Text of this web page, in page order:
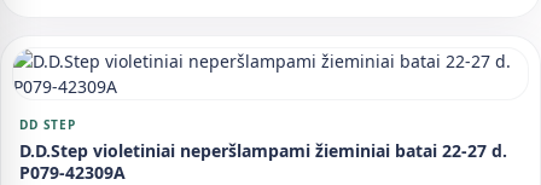
DD STEP
D.D.Step violetiniai neperšlampami žieminiai batai 22-27 d.
P079-42309A